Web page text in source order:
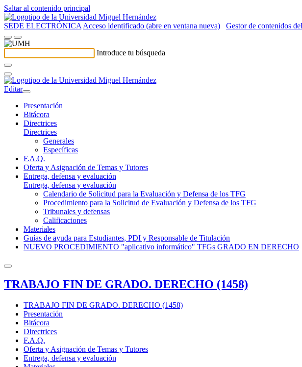
Saltar al contenido principal
SEDE ELECTRÓNICA Acceso identificado (abre en ventana nueva) Gestor de contenidos
Introduce tu búsqueda
Editar
Presentación
Bitácora
Directrices
Directrices
Generales
Específicas
F.A.Q.
Oferta y Asignación de Temas y Tutores
Entrega, defensa y evaluación
Entrega, defensa y evaluación
Calendario de Solicitud para la Evaluación y Defensa de los TFG
Procedimiento para la Solicitud de Evaluación y Defensa de los TFG
Tribunales y defensas
Calificaciones
Materiales
Guías de ayuda para Estudiantes, PDI y Responsable de Titulación
NUEVO PROCEDIMIENTO "aplicativo informático" TFGs GRADO EN DERECHO
TRABAJO FIN DE GRADO. DERECHO (1458)
TRABAJO FIN DE GRADO. DERECHO (1458)
Presentación
Bitácora
Directrices
F.A.Q.
Oferta y Asignación de Temas y Tutores
Entrega, defensa y evaluación